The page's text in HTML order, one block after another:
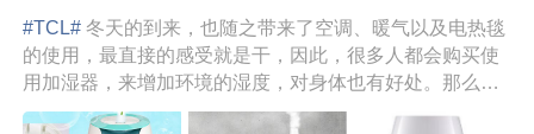
#TCL# 冬天的到来，也随之带来了空调、暖气以及电热毯
的使用，最直接的感受就是干，因此，很多人都会购买使
用加湿器，来增加环境的湿度，对身体也有好处。那么，
那么多品牌的加湿...